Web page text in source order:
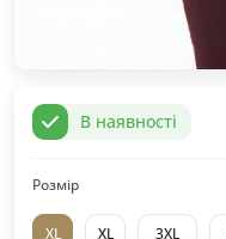
В наявності
Розмір
XL XL 3XL